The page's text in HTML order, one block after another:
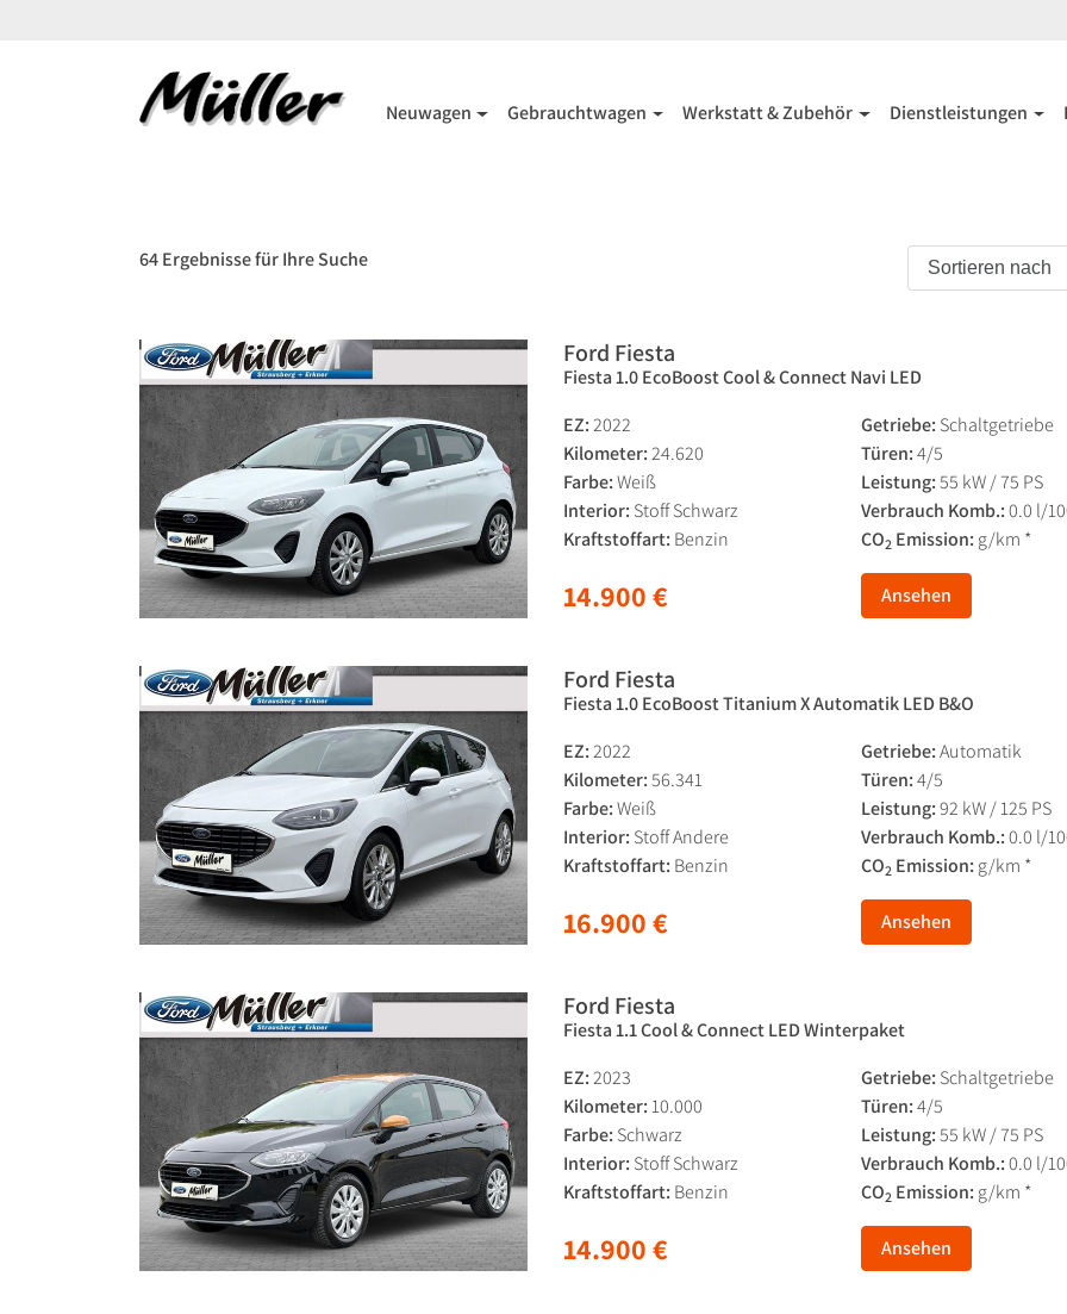
Neuwagen Gebrauchtwagen Werkstatt & Zubehör Dienstleistungen
64 Ergebnisse für Ihre Suche
Ford Fiesta
Fiesta 1.0 EcoBoost Cool & Connect Navi LED
EZ:2022 Getriebe: Schaltgetriebe
Kilometer:24.620 Türen:4/5
Farbe:Weiß Leistung:55 kW / 75 PS
Interior: Stoff Schwarz Verbrauch Komb.:0.0 l/
Kraftstoffart: Benzin CO2 Emission: g/km *
14.900 € Ansehen
Ford Fiesta
Fiesta 1.0 EcoBoost Titanium X Automatik LED B&O
EZ:2022 Getriebe:Automatik
Kilometer:56.341 Türen:4/5
Farbe:Weiß Leistung:92 kW / 125 PS
Interior: Stoff Andere Verbrauch Komb.:0.0 l/
Kraftstoffart: Benzin CO2 Emission: g/km *
16.900 € Ansehen
Ford Fiesta
Fiesta 1.1 Cool & Connect LED Winterpaket
EZ:2023 Getriebe: Schaltgetriebe
Kilometer: 10.000 Türen:4/5
Farbe: Schwarz Leistung:55 kW / 75 PS
Interior: Stoff Schwarz Verbrauch Komb.:0.0 l/
Kraftstoffart: Benzin CO2 Emission: g/km *
14.900 € Ansehen